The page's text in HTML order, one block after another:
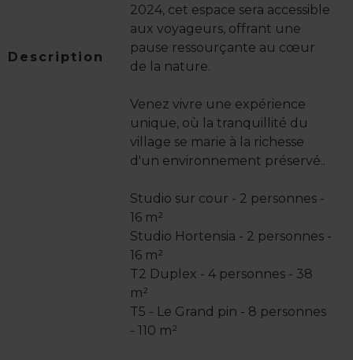
Description
2024, cet espace sera accessible
aux voyageurs, offrant une
pause ressourçante au cœur
de la nature.
Venez vivre une expérience
unique, où la tranquillité du
village se marie à la richesse
d'un environnement préservé..
Studio sur cour - 2 personnes -
16 m²
Studio Hortensia - 2 personnes -
16 m²
T2 Duplex - 4 personnes - 38
m²
T5 - Le Grand pin - 8 personnes
- 110 m²